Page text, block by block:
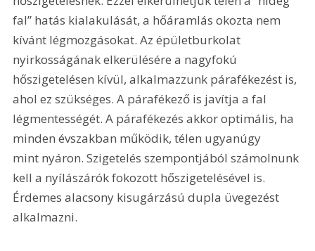
fal” hatás kialakulását, a hőáramlás okozta nem
kívánt légmozgásokat. Az épületburkolat
nyirkosságának elkerülésére a nagyfokú
hőszigetelésen kívül, alkalmazzunk párafékezést is,
ahol ez szükséges. A párafékező is javítja a fal
légmentességét. A párafékezés akkor optimális, ha
minden évszakban működik, télen ugyanúgy
mint nyáron. Szigetelés szempontjából számolnunk
kell a nyílászárók fokozott hőszigetelésével is.
Érdemes alacsony kisugárzású dupla üvegezést
alkalmazni.